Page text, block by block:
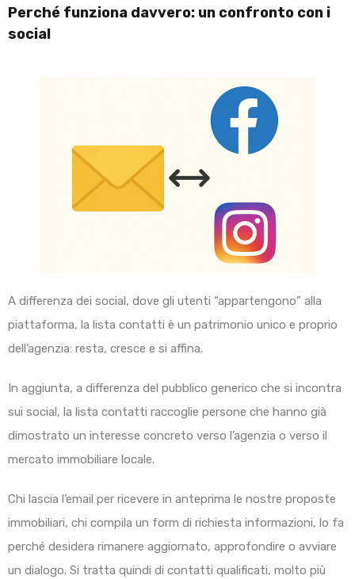
Perché funziona davvero: un confronto con i
social
A differenza dei social, dove gli utenti “appartengono” alla
piattaforma, la lista contatti è un patrimonio unico e proprio
dell’agenzia: resta, cresce e si affina.
In aggiunta, a differenza del pubblico generico che si incontra
sui social, la lista contatti raccoglie persone che hanno già
dimostrato un interesse concreto verso l’agenzia o verso il
mercato immobiliare locale.
Chi lascia l’email per ricevere in anteprima le nostre proposte
immobiliari, chi compila un form di richiesta informazioni, lo fa
perché desidera rimanere aggiornato, approfondire o avviare
un dialogo. Si tratta quindi di contatti qualificati, molto più